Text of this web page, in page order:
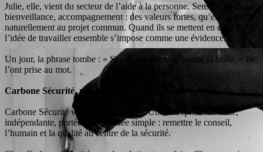
Julie, elle, vient du secteur de l’aide à la personne. Sens de l’écoute,
bienveillance, accompagnement : des valeurs fortes, qu’elle apporte
naturellement au projet commun. Quand ils se mettent en couple,
l’idée de travailler ensemble s’impose comme une évidence.
Un jour, la phrase tombe : « Si t’es pas content, monte ta boîte. » Ils
l’ont prise au mot.
Carbone Sécurité, née en 2023
Carbone Sécurité voit le jour en 2023. Une entreprise familiale,
indépendante, portée par une idée simple : remettre le conseil,
l’humain et la qualité au centre de la sécurité.